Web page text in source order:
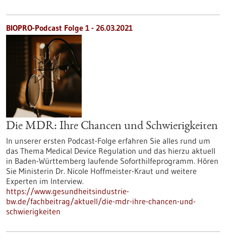
BIOPRO-Podcast Folge 1 - 26.03.2021
Die MDR: Ihre Chancen und Schwierigkeiten
In unserer ersten Podcast-Folge erfahren Sie alles rund um
das Thema Medical Device Regulation und das hierzu aktuell
in Baden-Württemberg laufende Soforthilfeprogramm. Hören
Sie Ministerin Dr. Nicole Hoffmeister-Kraut und weitere
Experten im Interview.
https://www.gesundheitsindustrie-
bw.de/fachbeitrag/aktuell/die-mdr-ihre-chancen-und-
schwierigkeiten